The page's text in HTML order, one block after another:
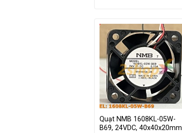
Quạt NMB 1608KL-05W-
B69, 24VDC, 40x40x20mm